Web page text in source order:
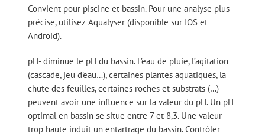
Convient pour piscine et bassin. Pour une analyse plus
précise, utilisez Aqualyser (disponible sur IOS et
Android).
pH- diminue le pH du bassin. L’eau de pluie, l’agitation
(cascade, jeu d’eau…), certaines plantes aquatiques, la
chute des feuilles, certaines roches et substrats (…)
peuvent avoir une influence sur la valeur du pH. Un pH
optimal en bassin se situe entre 7 et 8,3. Une valeur
trop haute induit un entartrage du bassin. Contrôler